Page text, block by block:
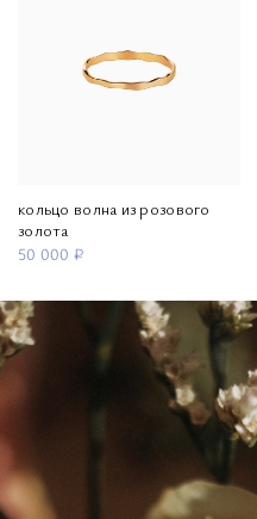
кольцо волна из розового
золота
50 000 ₽